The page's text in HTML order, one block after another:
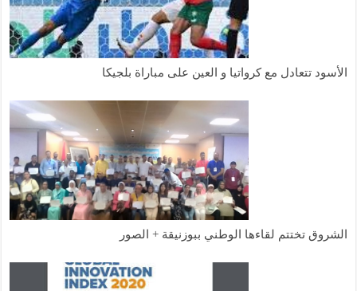
الأسود تتعادل مع كرواتيا و العين على مباراة بلجيكا
الشروق تختتم لقاءها الوطني ببوزنيقة + الصور